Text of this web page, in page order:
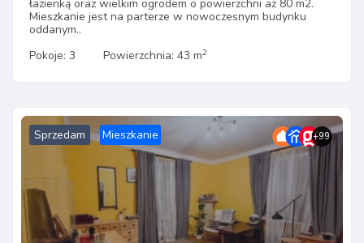
łazienką oraz wielkim ogrodem o powierzchni aż 80 m2.
Mieszkanie jest na parterze w nowoczesnym budynku
oddanym..
Pokoje: 3
Powierzchnia: 43 m2
Sprzedam Mieszkanie +99